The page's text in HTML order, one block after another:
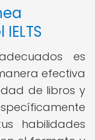
es
efectiva
de libros y
habilidades